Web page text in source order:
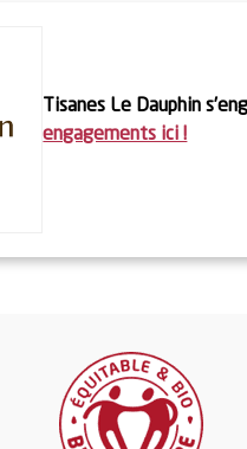
Tisanes Le Dauphin
engagements ici !